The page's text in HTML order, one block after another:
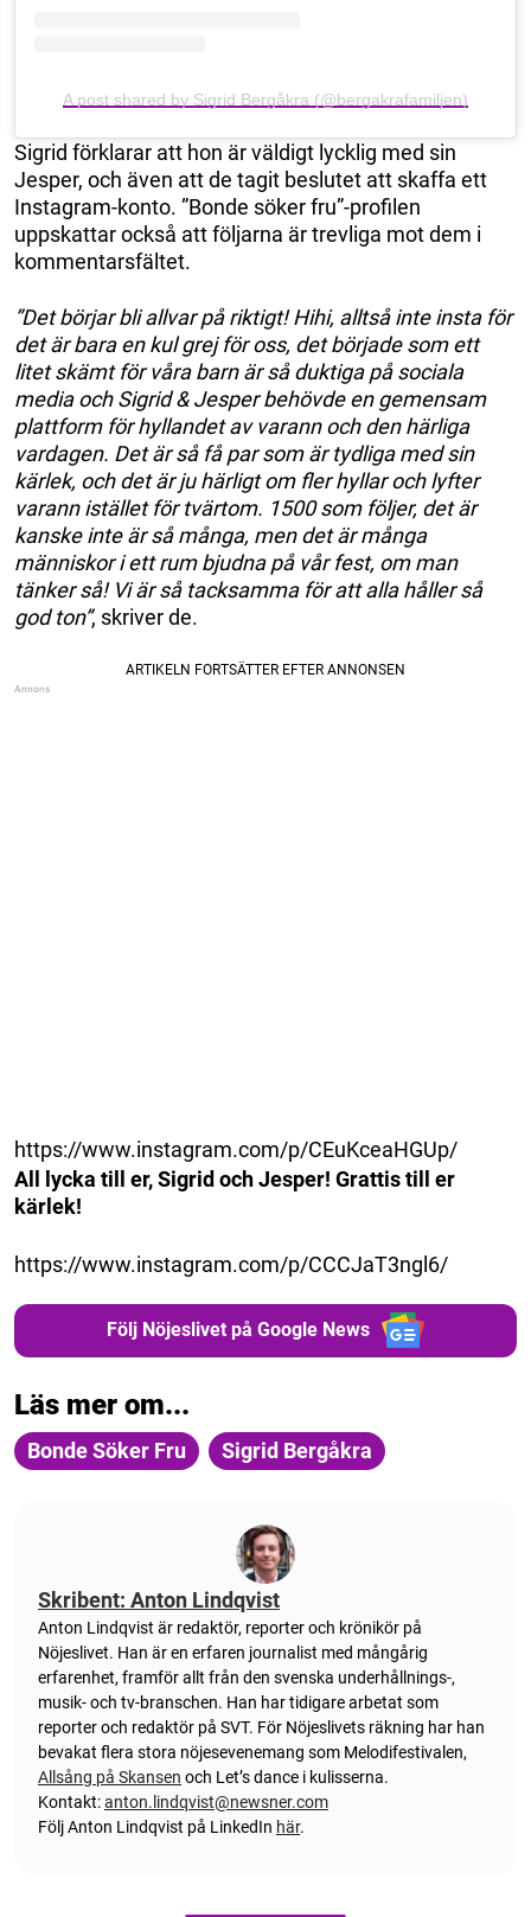
A post shared by Sigrid Bergåkra (@bergakrafamiljen)
Sigrid förklarar att hon är väldigt lycklig med sin
Jesper, och även att de tagit beslutet att skaffa ett
Instagram-konto. ”Bonde söker fru”-profilen
uppskattar också att följarna är trevliga mot dem i
kommentarsfältet.
”Det börjar bli allvar på riktigt! Hihi, alltså inte insta för
det är bara en kul grej för oss, det började som ett
litet skämt för våra barn är så duktiga på sociala
media och Sigrid & Jesper behövde en gemensam
plattform för hyllandet av varann och den härliga
vardagen. Det är så få par som är tydliga med sin
kärlek, och det är ju härligt om fler hyllar och lyfter
varann istället för tvärtom. 1500 som följer, det är
kanske inte är så många, men det är många
människor i ett rum bjudna på vår fest, om man
tänker så! Vi är så tacksamma för att alla håller så
god ton”, skriver de.
https://www.instagram.com/p/CEuKceaHGUp/
All lycka till er, Sigrid och Jesper! Grattis till er
kärlek!
https://www.instagram.com/p/CCCJaT3ngl6/
Följ Nöjeslivet på Google News
Läs mer om...
Bonde Söker Fru Sigrid Bergåkra
Skribent: Anton Lindqvist
Anton Lindqvist är redaktör, reporter och krönikör på
Nöjeslivet. Han är en erfaren journalist med mångårig
erfarenhet, framför allt från den svenska underhållnings-,
musik- och tv-branschen. Han har tidigare arbetat som
reporter och redaktör på SVT. För Nöjeslivets räkning har han
bevakat flera stora nöjesevenemang som Melodifestivalen,
Allsång på Skansen och Let’s dance i kulisserna.
Kontakt:anton.lindqvist@newsner.com
Följ Anton Lindqvist på LinkedIn här.